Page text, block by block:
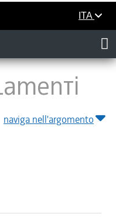
ITA
naviga nell'argomento